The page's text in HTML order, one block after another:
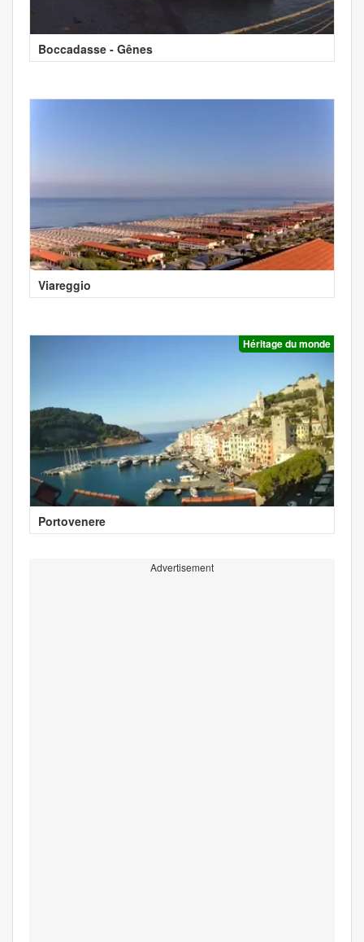
Boccadasse - Gênes
Viareggio
Héritage du monde
Portovenere
Advertisement